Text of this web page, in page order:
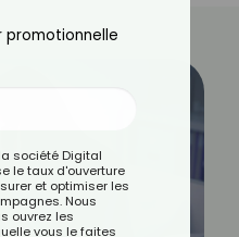
promotionnelle
société Digital
le taux d'ouverture
et optimiser les
Nous
ouvrez les
vous le faites